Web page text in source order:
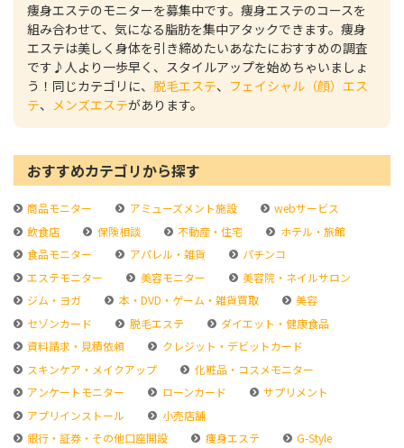
痩身エステのモニターを募集中です。痩身エステのコースを
組み合わせて、気になる脂肪を集中アタックできます。痩身
エステは美しく身体を引き締めたいあなたにおすすめの調査
です♪人より一歩早く、スタイルアップを始めちゃいましょ
う！同じカテゴリに、 脱毛エステ、 フェイシャル（顔）エス
テ、 メンズエステがあります。
おすすめカテゴリから探す
商品モニター アミューズメント施設
webサービス
飲食店
保険相談 不動産・住宅
ホテル・旅館
食品モニター
アパレル・雑貨
パチンコ
エステモニター
美容モニター
美容院・ネイルサロン
ジム・ヨガ
本・DVD・ゲーム・雑貨買取
美容
セゾンカード
脱毛エステ
ダイエット・健康食品
資料請求・見積依頼
クレジット・デビットカード
スキンケア・メイクアップ
化粧品・コスメモニター
アンケートモニター
ローンカード
サプリメント
アプリインストール
小売店舗
銀行・証券・その他口座開設
痩身エステ
G-Style